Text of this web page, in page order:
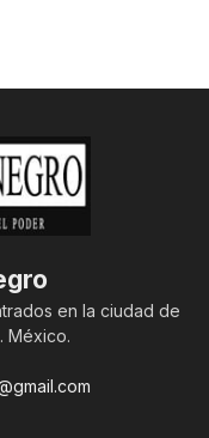
en la ciudad de
México.